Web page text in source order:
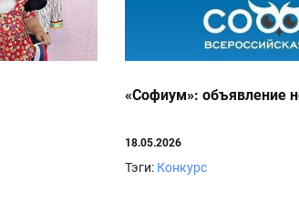
«Софиум»: объявление
18.05.2026
Тэги: Конкурс